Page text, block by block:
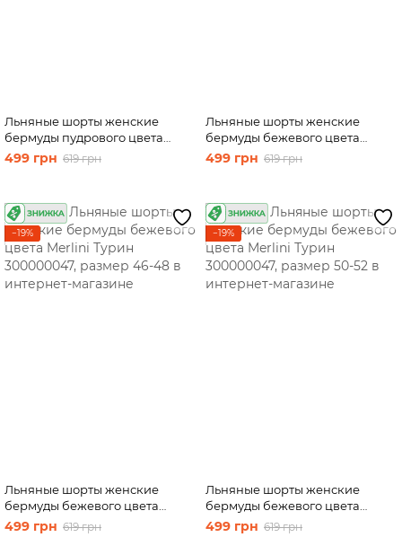
Льняные шорты женские
бермуды пудрового цвета
Merlini Турин 300000046,
размер 54-56
499 грн 619 грн
Льняные шорты женские
бермуды бежевого цвета
Merlini Турин 300000047,
размер 42-44
499 грн 619 грн
−19%
Льняные шорты женские
бермуды бежевого цвета
Merlini Турин 300000047,
размер 46-48
499 грн 619 грн
−19%
Льняные шорты женские
бермуды бежевого цвета
Merlini Турин 300000047,
размер 50-52
499 грн 619 грн